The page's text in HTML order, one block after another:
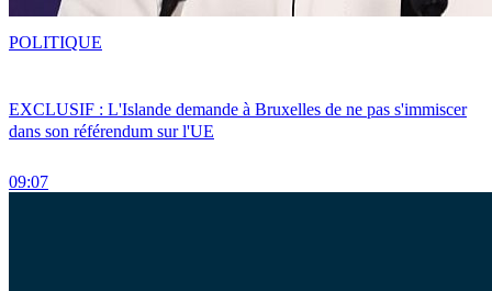
EXCLUSIF : L'Islande demande à Bruxelles de ne pas s'immiscer
dans son référendum sur l'UE
09:07
POLITIQUE